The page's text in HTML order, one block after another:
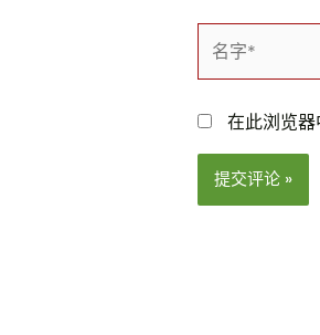
在此浏览器